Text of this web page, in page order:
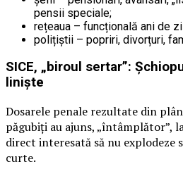
pensii speciale;
rețeaua – funcțională ani de
polițiștii – popriri, divorțuri,
SICE, „biroul sertar”:
liniște
Dosarele penale rezultate din
păgubiți au ajuns, „întâmplător”,
direct interesată să nu explodeze
curte.